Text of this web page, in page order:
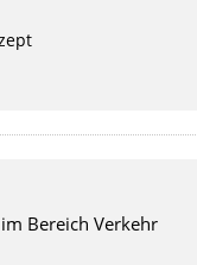
Bereich Verkehr